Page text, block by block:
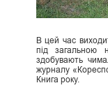
В цей час
під загальною
здобувають
журналу
Книга року.